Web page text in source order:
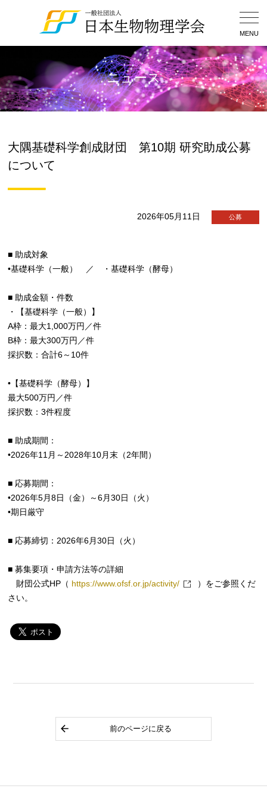
MENU
ニュース
大隅基礎科学創成財団 第10期 研究助成公募
について
2026年05月11日 公募
■ 助成対象
•基礎科学（一般） ／ ・基礎科学（酵母）
■ 助成金額・件数
・【基礎科学（一般）】
A枠：最大1,000万円／件
B枠：最大300万円／件
採択数：合計6～10件
•【基礎科学（酵母）】
最大500万円／件
採択数：3件程度
■ 助成期間：
•2026年11月～2028年10月末（2年間）
■ 応募期間：
•2026年5月8日（金）～6月30日（火）
•期日厳守
■ 応募締切：2026年6月30日（火）
■ 募集要項・申請方法等の詳細
財団公式HP（ https://www.ofsf.or.jp/activity/
）をご参照くだ
さい。
前のページに戻る